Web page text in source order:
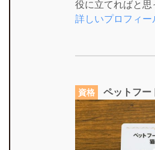
役に立てればと思
詳しいプロフィー
資格 ペットフー